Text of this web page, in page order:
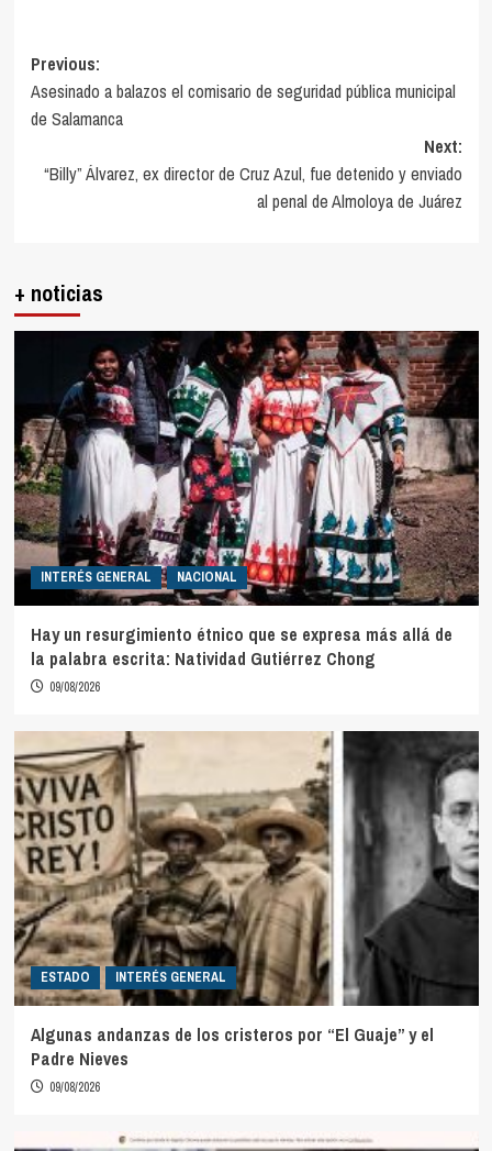
Post
navigation
Previous:
Asesinado a balazos el comisario de seguridad pública municipal
de Salamanca
Next:
“Billy” Álvarez, ex director de Cruz Azul, fue detenido y enviado
al penal de Almoloya de Juárez
+ noticias
INTERÉS GENERAL NACIONAL
Hay un resurgimiento étnico que se expresa más allá de
la palabra escrita: Natividad Gutiérrez Chong
09/08/2026
ESTADO INTERÉS GENERAL
Algunas andanzas de los cristeros por “El Guaje” y el
Padre Nieves
09/08/2026